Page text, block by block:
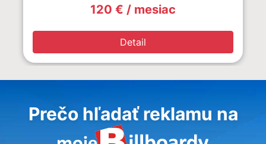
120 € / mesiac
Detail
Prečo hľadať reklamu na